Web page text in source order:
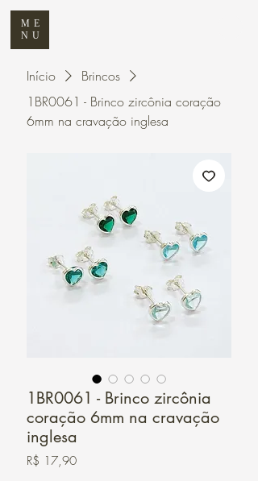
ME
NU
Início
Brincos
1BR0061 - Brinco zircônia coração
6mm na cravação inglesa
1BR0061 - Brinco zircônia
coração 6mm na cravação
inglesa
R$ 17,90Preço